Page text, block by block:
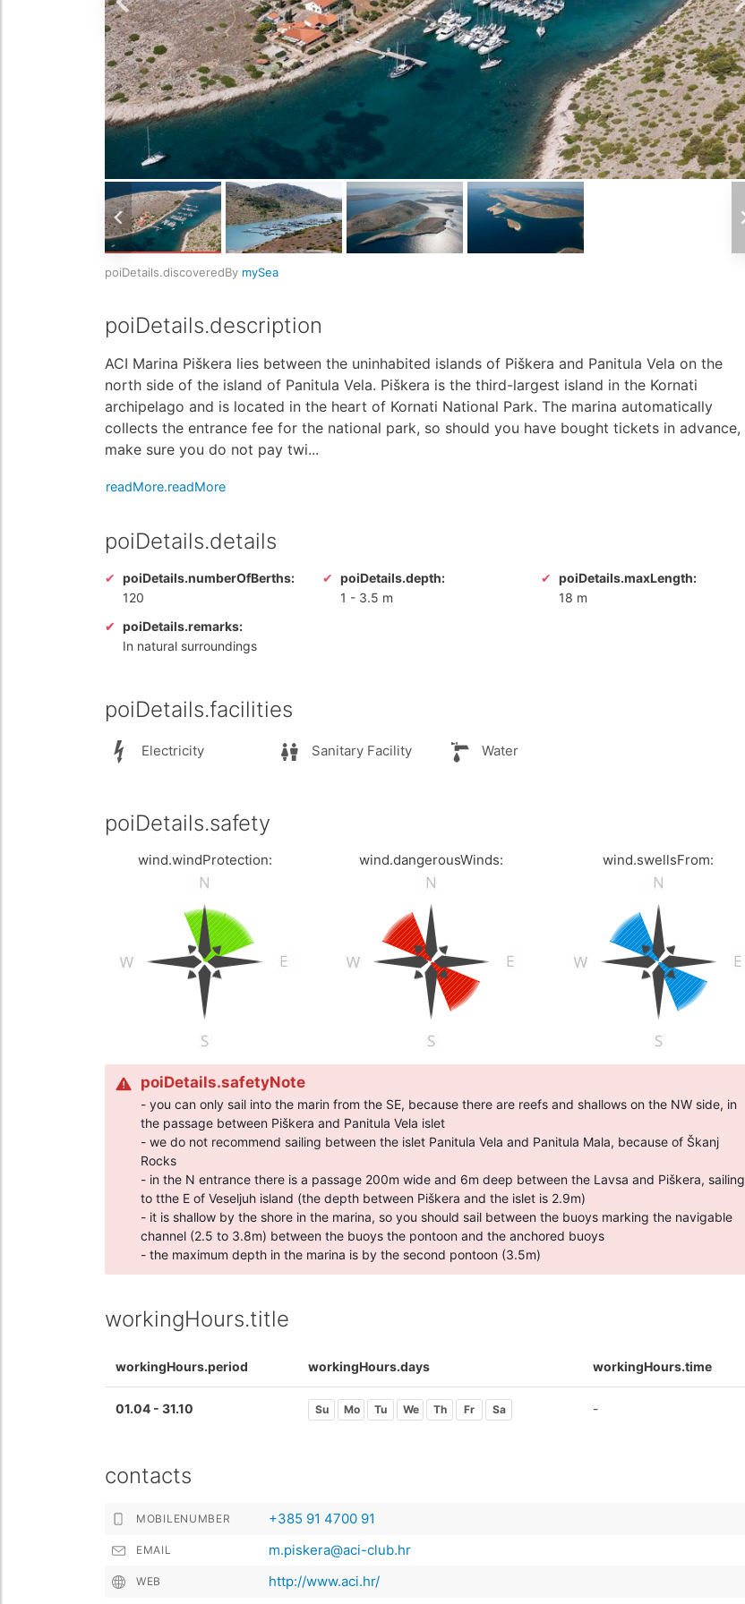
poiDetails.discoveredBy mySea
poiDetails.description
ACI Marina Piškera lies between the uninhabited islands of Piškera and Panitula Vela on the
north side of the island of Panitula Vela. Piškera is the third-largest island in the Kornati
archipelago and is located in the heart of Kornati National Park. The marina automatically
collects the entrance fee for the national park, so should you have bought tickets in advance,
make sure you do not pay twi...
readMore.readMore
poiDetails.details
poiDetails.numberOfBerths:
120
poiDetails.depth:
1 - 3.5 m
poiDetails.maxLength:
18 m
poiDetails.remarks:
In natural surroundings
poiDetails.facilities
Electricity Sanitary Facility Water
poiDetails.safety
wind.windProtection: wind.dangerousWinds: wind.swellsFrom:
poiDetails.safetyNote
- you can only sail into the marin from the SE, because there are reefs and shallows on the NW side, in
the passage between Piškera and Panitula Vela islet
- we do not recommend sailing between the islet Panitula Vela and Panitula Mala, because of Škanj
Rocks
- in the N entrance there is a passage 200m wide and 6m deep between the Lavsa and Piškera, sailing
to tthe E of Veseljuh island (the depth between Piškera and the islet is 2.9m)
- it is shallow by the shore in the marina, so you should sail between the buoys marking the navigable
channel (2.5 to 3.8m) between the buoys the pontoon and the anchored buoys
- the maximum depth in the marina is by the second pontoon (3.5m)
workingHours.title
workingHours.period workingHours.days workingHours.time
01.04 - 31.10 Su Mo Tu We Th Fr Sa -
contacts
MOBILENUMBER +385 91 4700 91
EMAIL m.piskera@aci-club.hr
WEB http://www.aci.hr/